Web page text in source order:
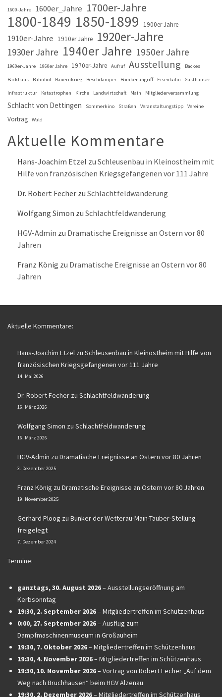
1600-Jahre 1600er_Jahre 1700er-Jahre
1800-1849 1850-1899 1900er Jahre
1910er-Jahre 1910er Jahre 1920er-Jahre
1930er Jahre 1940er Jahre 1950er Jahre
1960er-Jahre 1960er Jahre 1970er-Jahre Aufruf Ausstellung Backes
Backhaus Bahnhof Bauernkrieg Beschdamper Bombenangriff Eisenbahn Gasthäuser
Infrastruktur Katastrophen Kirche Landwirtschaft Main Mitgliederversammlung
Schlacht von Dettingen Sommerkino Straßen Veranstaltungstipp Vereine
Vortrag Wald
Aktuelle Kommentare
Hans-Joachim Etzel zu Schleusenbau in Kleinostheim mit
Hilfe von französischen Kriegsgefangenen vor 111 Jahre
Dr. Robert Fecher zu Schlachtfeldwanderung
Wolfgang Simon zu Schlachtfeldwanderung
HGV-Admin zu Dramatische Ereignisse an Ostern vor 80
Jahren
Franz König zu Dramatische Ereignisse an Ostern vor 80
Jahren
Aktuelle Kommentare:
Hans-Joachim Etzel zu Schleusenbau in Kleinostheim mit Hilfe von
französischen Kriegsgefangenen vor 111 Jahre
14. Mai 2026
Dr. Robert Fecher zu Schlachtfeldwanderung
16. März 2026
Wolfgang Simon zu Schlachtfeldwanderung
16. März 2026
HGV-Admin zu Dramatische Ereignisse an Ostern vor 80 Jahren
3. Dezember 2025
Franz König zu Dramatische Ereignisse an Ostern vor 80 Jahren
19. November 2025
Gerhard Ploog zu Bunker der Wetterau-Main-Tauber-Stellung
freigelegt
7. Dezember 2024
Termine:
ganztags,30. August 2026–Ausstellungseröffnung am
Kerbsonntag
19:30, 2. September 2026–Mitgliedertreffen im Schützenhaus
0:00, 27. September 2026–Ausflug zum
Dampfmaschinenmuseum in Großauheim
19:30, 7. Oktober 2026–Mitgliedertreffen im Schützenhaus
19:30, 4. November 2026–Mitgliedertreffen im Schützenhaus
19:30, 10. November 2026–Vortrag von Robert Fecher „Auf dem
Weg nach Bruchhausen“ beim HGV Alzenau
19:30, 2. Dezember 2026–Mitgliedertreffen im Schützenhaus